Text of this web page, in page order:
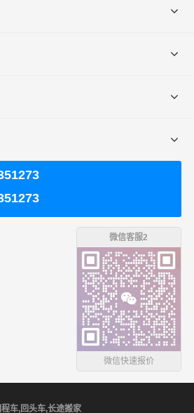
调配大中小各种车型，运输车辆均
，全程约297.41公里，运输时效大
翼车（分单双）、仓栅式高栏车、
3.8米、4.2米、4.8米、5.2米、6.2
米、7.8米、8.2米、8.5米、9.6米、
、15米、16米、17.5米，车宽有1.8
、2.45米、2.8米、3米，满足了货
要求交通优势和产业优势，在昆明
市场开发物流配送等货运专线以整
务机构！可以根据客户需要做到门
客户的全国性网络，并且不断资金
量的稳步提升，奠定了业内客户服
微信客服2
微信快速报价
程车,回头车,长途搬家